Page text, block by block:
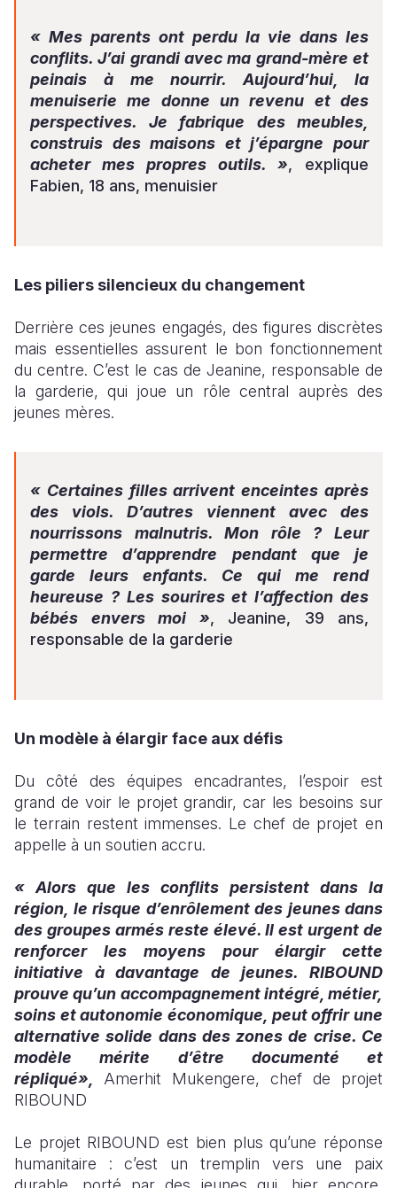
« Mes parents ont perdu la vie dans les
conflits. J’ai grandi avec ma grand-mère et
peinais à me nourrir. Aujourd’hui, la
menuiserie me donne un revenu et des
perspectives. Je fabrique des meubles,
construis des maisons et j’épargne pour
acheter mes propres outils. », explique
Fabien, 18 ans, menuisier
Les piliers silencieux du changement
Derrière ces jeunes engagés, des figures discrètes
mais essentielles assurent le bon fonctionnement
du centre. C’est le cas de Jeanine, responsable de
la garderie, qui joue un rôle central auprès des
jeunes mères.
« Certaines filles arrivent enceintes après
des viols. D’autres viennent avec des
nourrissons malnutris. Mon rôle ? Leur
permettre d’apprendre pendant que je
garde leurs enfants. Ce qui me rend
heureuse ? Les sourires et l’affection des
bébés envers moi », Jeanine, 39 ans,
responsable de la garderie
Un modèle à élargir face aux défis
Du côté des équipes encadrantes, l’espoir est
grand de voir le projet grandir, car les besoins sur
le terrain restent immenses. Le chef de projet en
appelle à un soutien accru.
« Alors que les conflits persistent dans la
région, le risque d’enrôlement des jeunes dans
des groupes armés reste élevé. Il est urgent de
renforcer les moyens pour élargir cette
initiative à davantage de jeunes. RIBOUND
prouve qu’un accompagnement intégré, métier,
soins et autonomie économique, peut offrir une
alternative solide dans des zones de crise. Ce
modèle mérite d’être documenté et
répliqué», Amerhit Mukengere, chef de projet
RIBOUND
Le projet RIBOUND est bien plus qu’une réponse
humanitaire : c’est un tremplin vers une paix